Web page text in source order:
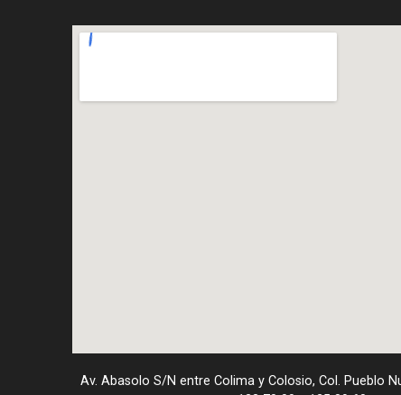
Av. Abasolo S/N entre Colima y Colosio, Col. Pueblo